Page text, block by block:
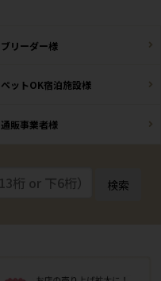
ブリーダー様
ペットOK宿泊施設様
通販事業者様
検索